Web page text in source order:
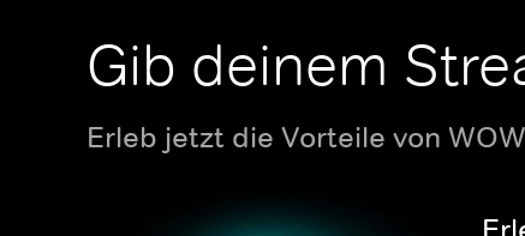
Gib deinem
Erleb jetzt die Vorteile von